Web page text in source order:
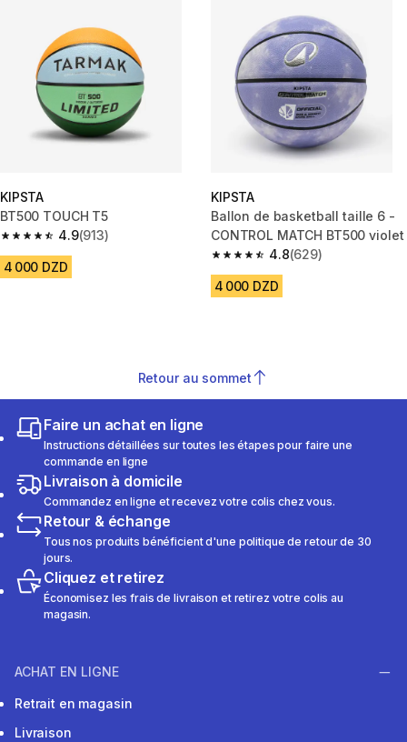
KIPSTA
BT500 TOUCH T5
4.9
4.9 out of 5 stars from 913 reviews
(913)
4 000 DZD
KIPSTA
Ballon de basketball taille 6 -
CONTROL MATCH BT500 violet
4.8
4.8 out of 5 stars from 629
(629)
4 000 DZD
Retour au sommet
Faire un achat en ligne
Instructions détaillées sur toutes les étapes pour faire une
commande en ligne
Livraison à domicile
Commandez en ligne et recevez votre colis chez vous.
Retour & échange
Tous nos produits bénéficient d'une politique de retour de 30
jours.
Cliquez et retirez
Économisez les frais de livraison et retirez votre colis au
magasin.
ACHAT EN LIGNE
Retrait en magasin
Livraison